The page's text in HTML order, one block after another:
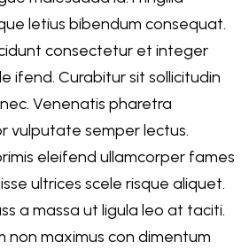
letius bibendum consequat.
consectetur et integer
ifend. Curabitur sit sollicitudin
Venenatis pharetra
vulputate semper lectus.
eleifend ullamcorper fames
ultrices scele risque aliquet.
a massa ut ligula leo at taciti.
non maximus con dimentum